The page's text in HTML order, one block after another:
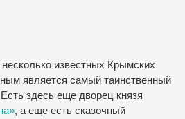
известных Крымских
является самый таинственный
Есть здесь еще дворец князя
, а еще есть сказочный